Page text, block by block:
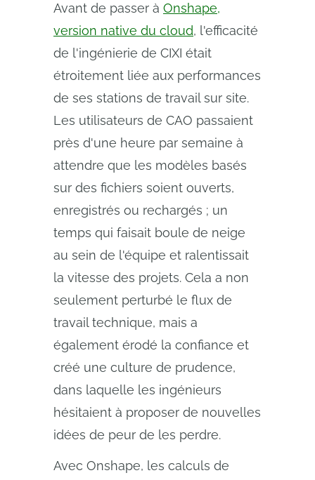
Avant de passer à Onshape,
version native du cloud, l'efficacité
de l'ingénierie de CIXI était
étroitement liée aux performances
de ses stations de travail sur site.
Les utilisateurs de CAO passaient
près d'une heure par semaine à
attendre que les modèles basés
sur des fichiers soient ouverts,
enregistrés ou rechargés ; un
temps qui faisait boule de neige
au sein de l'équipe et ralentissait
la vitesse des projets. Cela a non
seulement perturbé le flux de
travail technique, mais a
également érodé la confiance et
créé une culture de prudence,
dans laquelle les ingénieurs
hésitaient à proposer de nouvelles
idées de peur de les perdre.
Avec Onshape, les calculs de